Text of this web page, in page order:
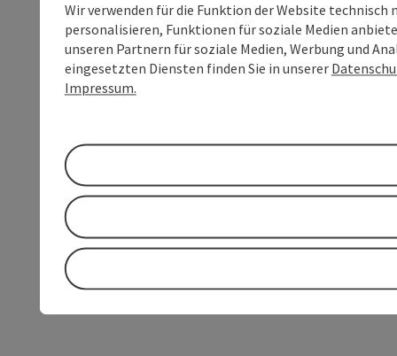
Wir verwenden für die Funktion der Website
personalisieren, Funktionen für soziale Medien
unseren Partnern für soziale Medien, Werbung und
eingesetzten Diensten finden Sie in unserer
Impressum.